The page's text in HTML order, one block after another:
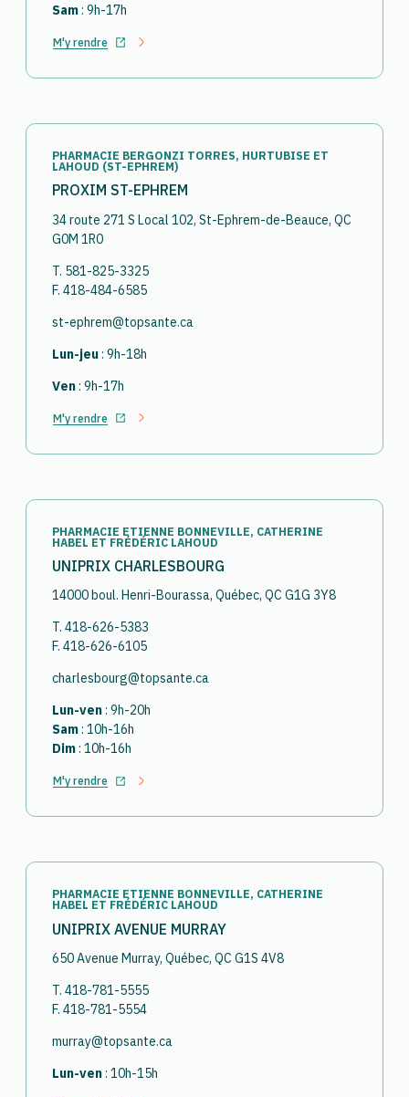
Sam: 9h-17h
M'y rendreOuvrir dans un nouvel onglet
PHARMACIE BERGONZI TORRES, HURTUBISE ET
LAHOUD (ST-EPHREM)
PROXIM ST-EPHREM
34 route 271 S Local 102, St-Ephrem-de-Beauce, QC
G0M 1R0
T. 581-825-3325
F. 418-484-6585
st-ephrem@topsante.ca
Lun-jeu: 9h-18h
Ven: 9h-17h
M'y rendreOuvrir dans un nouvel onglet
PHARMACIE ETIENNE BONNEVILLE, CATHERINE
HABEL ET FRÉDÉRIC LAHOUD
UNIPRIX CHARLESBOURG
14000 boul. Henri-Bourassa, Québec, QC G1G 3Y8
T. 418-626-5383
F. 418-626-6105
charlesbourg@topsante.ca
Lun-ven: 9h-20h
Sam: 10h-16h
Dim: 10h-16h
M'y rendreOuvrir dans un nouvel onglet
PHARMACIE ETIENNE BONNEVILLE, CATHERINE
HABEL ET FRÉDÉRIC LAHOUD
UNIPRIX AVENUE MURRAY
650 Avenue Murray, Québec, QC G1S 4V8
T. 418-781-5555
F. 418-781-5554
murray@topsante.ca
Lun-ven: 10h-15h